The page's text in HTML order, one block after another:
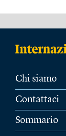
Chi siamo
Contattaci
Sommario